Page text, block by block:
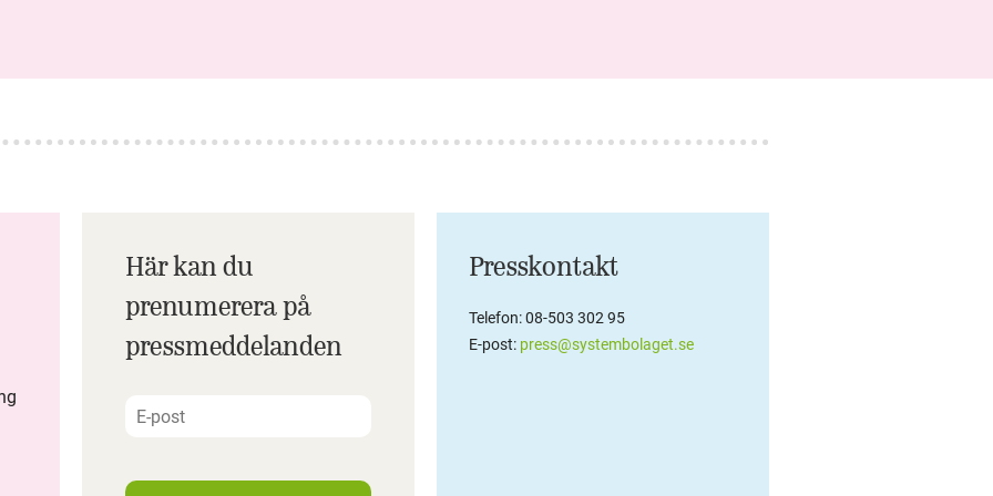
Här kan du
prenumerera på
pressmeddelanden
Presskontakt
Telefon: 08-503 302 95
E-post: press@systembolaget.se